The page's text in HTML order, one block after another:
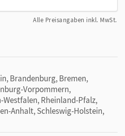
Alle Preisangaben inkl. MwSt.
Brandenburg, Bremen,
Vorpommern,
Rheinland-Pfalz,
Anhalt, Schleswig-Holstein,